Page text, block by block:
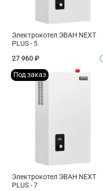
Электрокотел ЭВАН NEXT
PLUS - 5
27 960 ₽
Под заказ
Электрокотел ЭВАН NEXT
PLUS - 7